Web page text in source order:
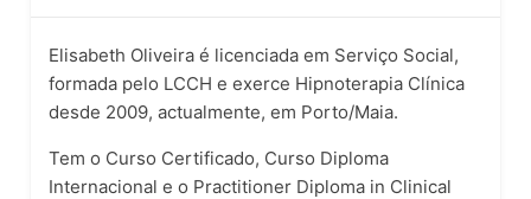
Elisabeth Oliveira é licenciada em Serviço Social,
formada pelo LCCH e exerce Hipnoterapia Clínica
desde 2009, actualmente, em Porto/Maia.
Tem o Curso Certificado, Curso Diploma
Internacional e o Practitioner Diploma in Clinical